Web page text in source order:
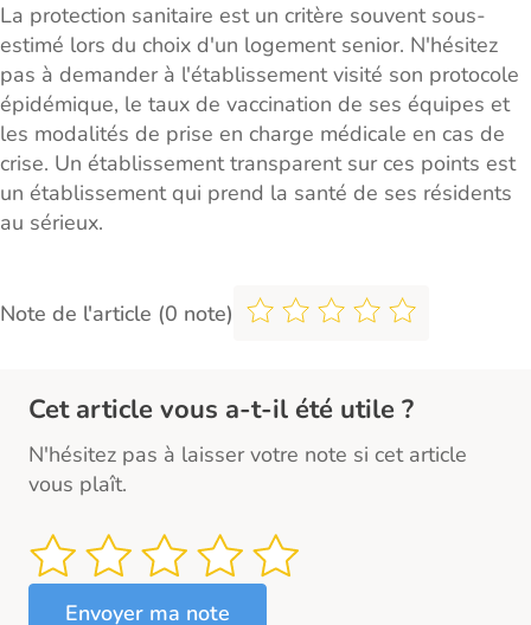
La protection sanitaire est un critère souvent sous-
estimé lors du choix d'un logement senior. N'hésitez
pas à demander à l'établissement visité son protocole
épidémique, le taux de vaccination de ses équipes et
les modalités de prise en charge médicale en cas de
crise. Un établissement transparent sur ces points est
un établissement qui prend la santé de ses résidents
au sérieux.
Note de l'article (0 note)
Cet article vous a-t-il été utile ?
N'hésitez pas à laisser votre note si cet article
vous plaît.